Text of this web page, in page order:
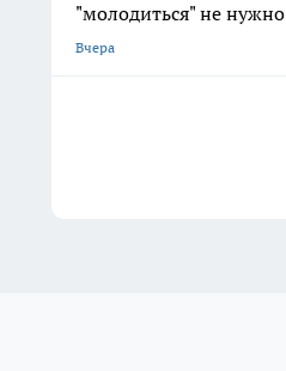
"молодиться" не нужно
Вчера